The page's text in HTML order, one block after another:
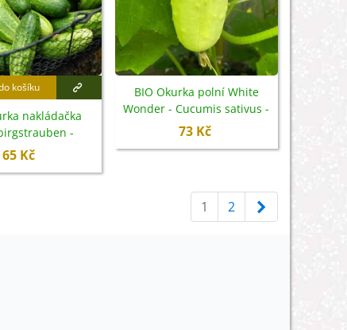
košíku
nakládačka
-
sativus - bio
65 Kč
BIO Okurka polní White
Wonder - Cucumis sativus -
bio semena - 10 ks
73 Kč
1 2